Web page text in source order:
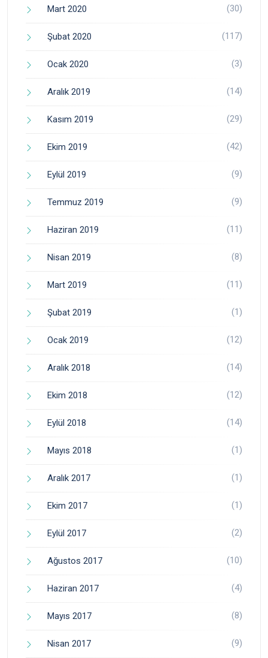
Mart 2020 (30)
Şubat 2020 (117)
Ocak 2020 (3)
Aralık 2019 (14)
Kasım 2019 (29)
Ekim 2019 (42)
Eylül 2019 (9)
Temmuz 2019 (9)
Haziran 2019 (11)
Nisan 2019 (8)
Mart 2019 (11)
Şubat 2019 (1)
Ocak 2019 (12)
Aralık 2018 (14)
Ekim 2018 (12)
Eylül 2018 (14)
Mayıs 2018 (1)
Aralık 2017 (1)
Ekim 2017 (1)
Eylül 2017 (2)
Ağustos 2017 (10)
Haziran 2017 (4)
Mayıs 2017 (8)
Nisan 2017 (9)